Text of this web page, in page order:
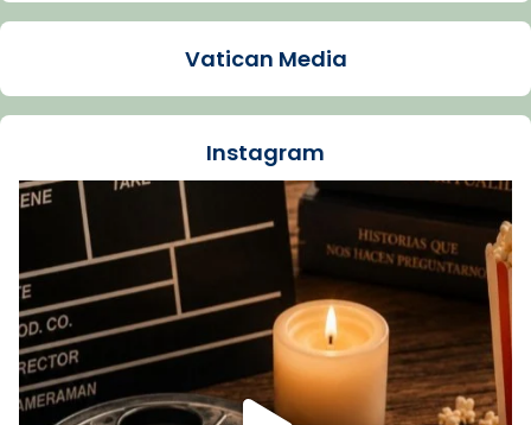
Arquebisbat de Barcelona
La Carmina va patir depressió. Fa gairebé
dos mesos, a l'Estadi Lluís Companys, la
Recupera l'entrevista comp
Vatican
tican News 👇
www.vaticannews.va/es/iglesia/news/2026-
07/carmina-historia-depresion-papa-viaje-
espana-testimoni...
Foto
View on Facebook · Share
Vatican Media
Instagram